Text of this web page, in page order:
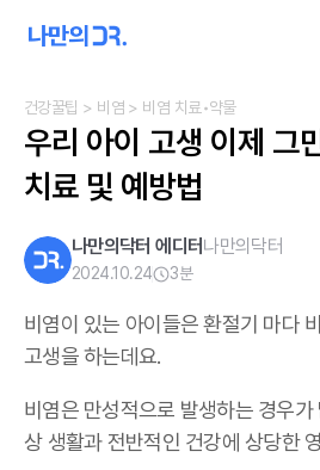
건강꿀팁 > 비염> 비염 치료•약물
우리 아이 고생 이제 그
치료 및 예방법
나만의닥터 에디터나만의닥터
2024.10.24 3분
비염이 있는 아이들은 환절기 마다
고생을 하는데요.
비염은 만성적으로 발생하는 경우
상 생활과 전반적인 건강에 상당한